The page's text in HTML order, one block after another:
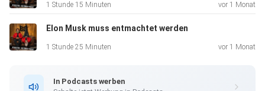
1 Stunde 15 Minuten vor 1 Monat
Elon Musk muss entmachtet werden
1 Stunde 25 Minuten vor 1 Monat
In Podcasts werben